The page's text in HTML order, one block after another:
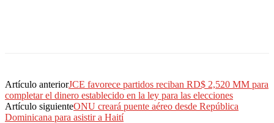
Artículo anteriorJCE favorece partidos reciban RD$ 2,520 MM para
completar el dinero establecido en la ley para las elecciones
Artículo siguienteONU creará puente aéreo desde República
Dominicana para asistir a Haití